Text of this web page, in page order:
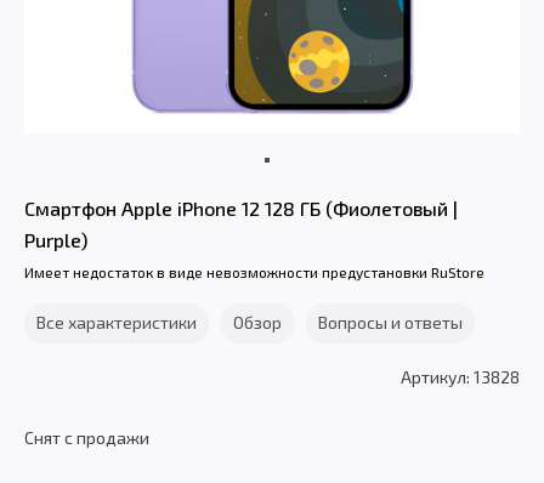
Смартфон Apple iPhone 12 128 ГБ (Фиолетовый |
Purple)
Имеет недостаток в виде невозможности предустановки RuStore
Все характеристики Обзор Вопросы и ответы
Артикул: 13828
Снят с продажи